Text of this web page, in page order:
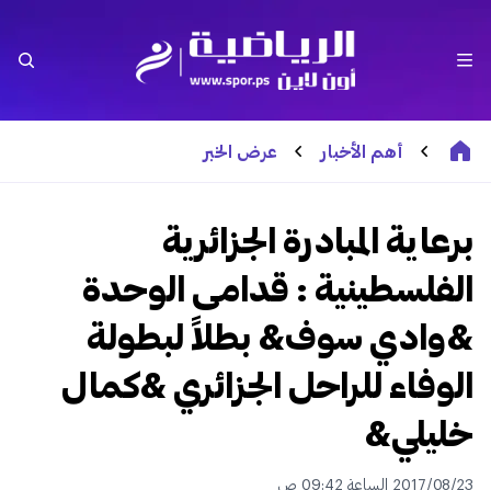
أهم الأخبار عرض الخبر
برعاية المبادرة الجزائرية
الفلسطينية : قدامى الوحدة
&وادي سوف& بطلاً لبطولة
الوفاء للراحل الجزائري &كمال
خليلي&
2017/08/23 الساعة 09:42 ص